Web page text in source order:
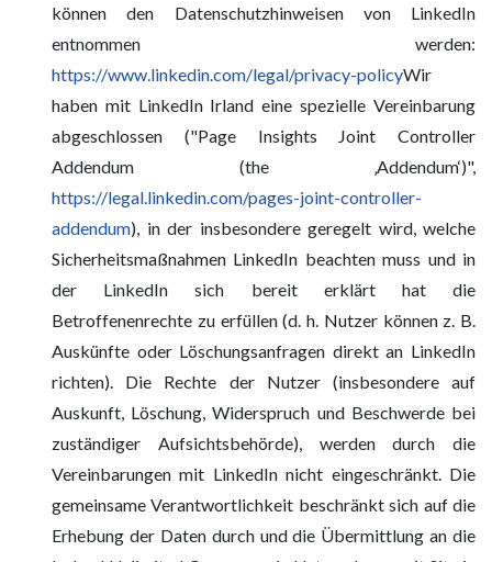
können den Datenschutzhinweisen von LinkedIn
entnommen werden:
https://www.linkedin.com/legal/privacy-policyWir
haben mit LinkedIn Irland eine spezielle Vereinbarung
abgeschlossen ("Page Insights Joint Controller
Addendum (the ‚Addendum‘)",
https://legal.linkedin.com/pages-joint-controller-
addendum), in der insbesondere geregelt wird, welche
Sicherheitsmaßnahmen LinkedIn beachten muss und in
der LinkedIn sich bereit erklärt hat die
Betroffenenrechte zu erfüllen (d. h. Nutzer können z. B.
Auskünfte oder Löschungsanfragen direkt an LinkedIn
richten). Die Rechte der Nutzer (insbesondere auf
Auskunft, Löschung, Widerspruch und Beschwerde bei
zuständiger Aufsichtsbehörde), werden durch die
Vereinbarungen mit LinkedIn nicht eingeschränkt. Die
gemeinsame Verantwortlichkeit beschränkt sich auf die
Erhebung der Daten durch und die Übermittlung an die